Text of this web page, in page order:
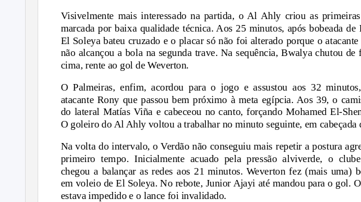
Visivelmente mais interessado na partida, o Al Ahly criou as
marcada por baixa qualidade técnica. Aos 25 minutos, após bobeada
El Soleya bateu cruzado e o placar só não foi alterado porque o
não alcançou a bola na segunda trave. Na sequência, Bwalya chutou de
cima, rente ao gol de Weverton.
O Palmeiras, enfim, acordou para o jogo e assustou aos 32
atacante Rony que passou bem próximo à meta egípcia. Aos 39, o
do lateral Matías Viña e cabeceou no canto, forçando Mohamed El-
O goleiro do Al Ahly voltou a trabalhar no minuto seguinte, em cabeçada
Na volta do intervalo, o Verdão não conseguiu mais repetir a postura
primeiro tempo. Inicialmente acuado pela pressão alviverde, o
chegou a balançar as redes aos 21 minutos. Weverton fez (mais uma)
em voleio de El Soleya. No rebote, Junior Ajayi até mandou para o gol.
estava impedido e o lance foi invalidado.